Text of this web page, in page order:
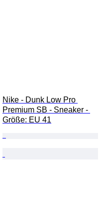
Nike - Dunk Low Pro
Premium SB - Sneaker -
Größe: EU 41